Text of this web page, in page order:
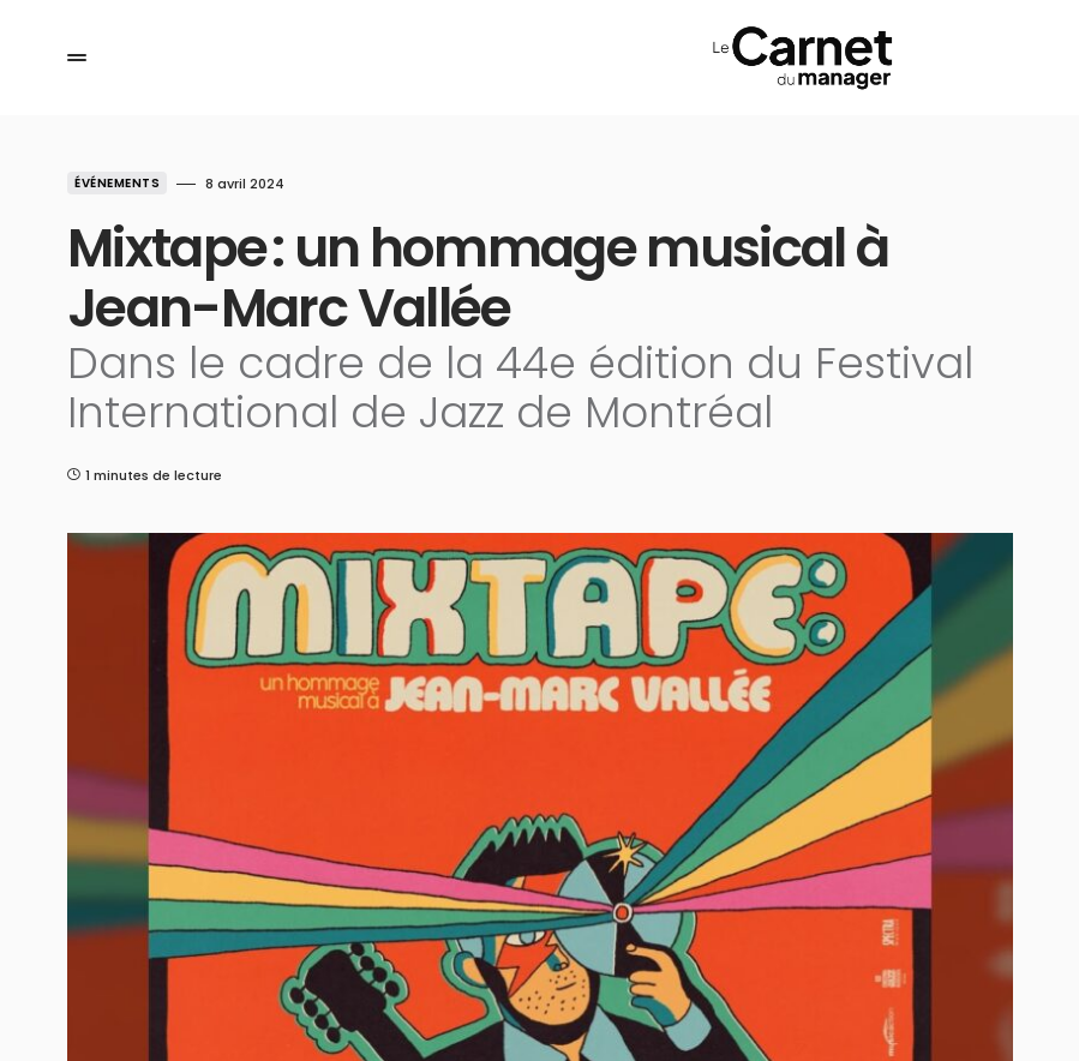
ÉVÉNEMENTS 8 avril 2024
Mixtape : un hommage musical à
Jean-Marc Vallée
Dans le cadre de la 44e édition du Festival
International de Jazz de Montréal
1 minutes de lecture